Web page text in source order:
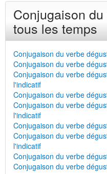
Conjugaison
tous les temps
Conjugaison du verbe
Conjugaison du verbe
Conjugaison du verbe
l'indicatif
Conjugaison du verbe
Conjugaison du verbe
l'indicatif
Conjugaison du verbe
Conjugaison du verbe
l'indicatif
Conjugaison du verbe
Conjugaison du verbe